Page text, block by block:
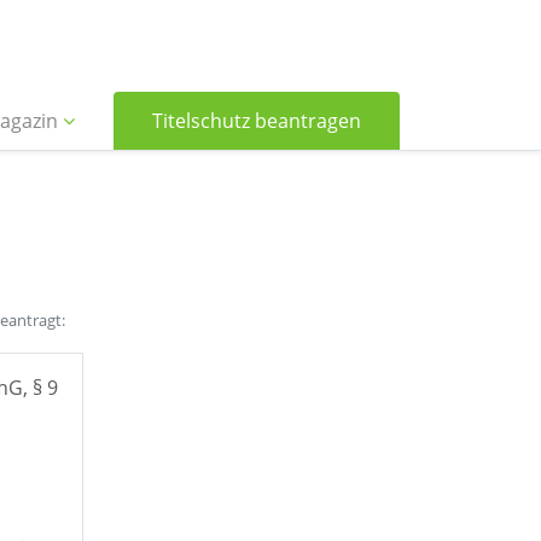
Titelschutz beantragen
§ 9